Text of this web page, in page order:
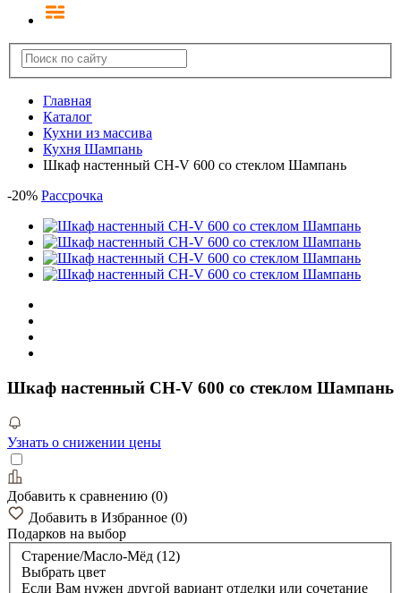
Главная
Каталог
Кухни из массива
Кухня Шампань
Шкаф настенный CH-V 600 со стеклом Шампань
-20% Рассрочка
Шкаф настенный CH-V 600 со стеклом Шампань
Узнать о снижении цены
Добавить к сравнению (0)
Добавить в Избранное (0)
Подарков на выбор
Старение/Масло-Мёд (12)
Выбрать цвет
Если Вам нужен другой вариант отделки или сочетание